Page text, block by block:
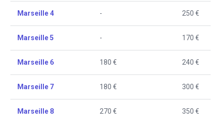
Marseille 4 - 250 €
Marseille 5 - 170 €
Marseille 6 180 € 240 €
Marseille 7 180 € 300 €
Marseille 8 270 € 350 €